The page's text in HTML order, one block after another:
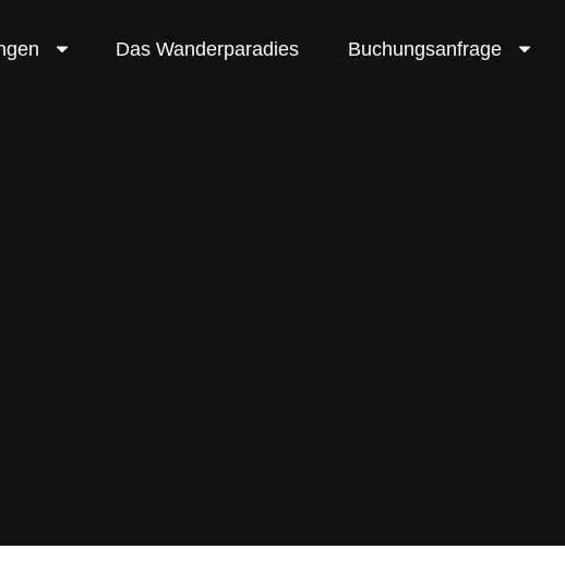
Das Wanderparadies Buchungsanfrage